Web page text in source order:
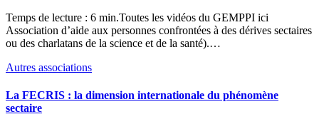
Temps de lecture : 6 min.Toutes les vidéos du GEMPPI ici
Association d’aide aux personnes confrontées à des dérives sectaires
ou des charlatans de la science et de la santé).…
Autres associations
La FECRIS : la dimension internationale du phénomène
sectaire